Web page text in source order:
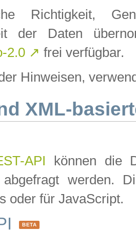
Richtigkeit,
der Daten
2.0 ↗ frei verfügbar.
Hinweisen,
XML-
API können die
abgefragt werden.
oder für JavaScript.
BETA